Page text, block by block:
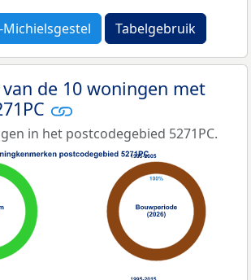
Tabelgebruik
de 10 woningen met
in het postcodegebied 5271PC.